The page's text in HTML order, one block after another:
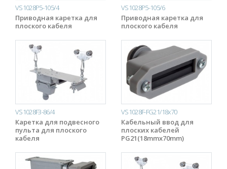
VS1028P5-105/4
Приводная каретка для
плоского кабеля
VS1028P5-105/6
Приводная каретка для
плоского кабеля
VS1028F3-86/4
Каретка для подвесного
пульта для плоского
кабеля
VS1028F-FG21/18x70
Кабельный ввод для
плоских кабелей
PG21(18mmx70mm)